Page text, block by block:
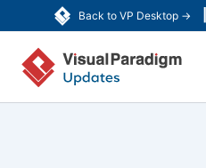
Back to VP Desktop →
al
contenido